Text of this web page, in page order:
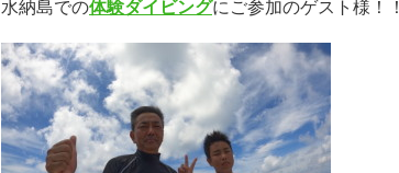
水納島での体験ダイビングにご参加のゲスト様！！